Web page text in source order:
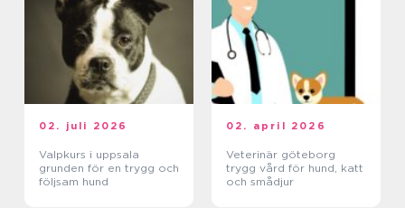
02. juli 2026
Valpkurs i uppsala
grunden för en trygg och
följsam hund
02. april 2026
Veterinär göteborg
trygg vård för hund, katt
och smådjur